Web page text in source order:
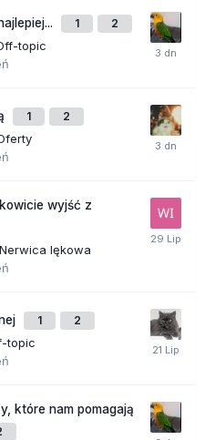
1 2
topic
1 2
wyjść z
Nerwica lękowa
1 2
topic
które nam pomagają